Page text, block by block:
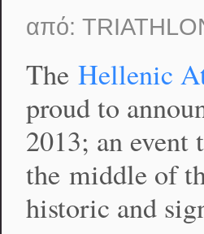
από:
The Hellenic
proud to
2013; an event
the middle of
historic and